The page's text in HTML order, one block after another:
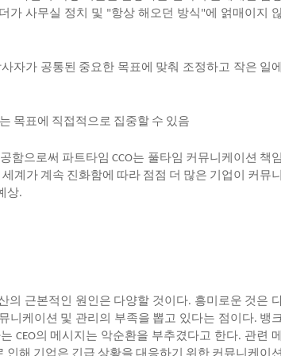
가 사무실 정치 및 "항상 해오던 방식 "에 얽매이지
사자가 공통된 중요한 목표에 맞춰 조정하고 작은 일에
목표에 직접적으로 집중할 수 있음
함으로써 파트타임 CCO는 풀타임 커뮤니케이션 책임
세계가 계속 진화함에 따라 점점 더 많은 기업이
커뮤니
상.
의 근본적인 원인은 다양할 것이다. 흥미로운 것은
니케이션 및 관리의 부족을 뽑고 있다는 점이다. 뱅
CEO의 메시지는 악순환을 부추겼다고 한다. 관련 메
인해 기업은 긴급 상황을 대응하기 위한 커뮤니케이션